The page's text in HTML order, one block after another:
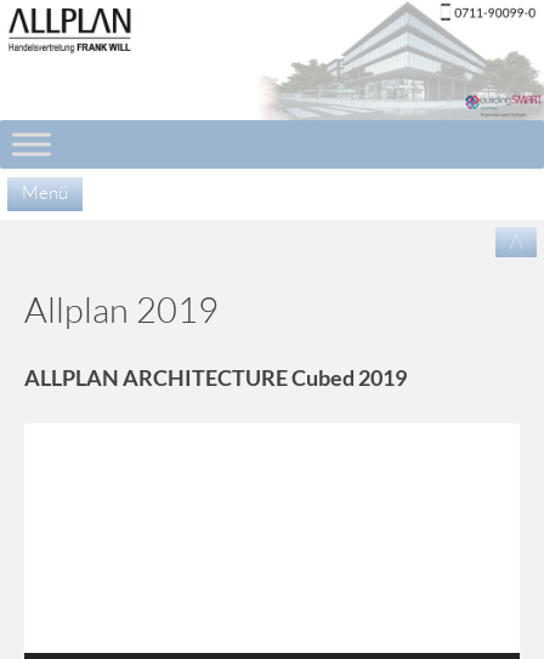
Menü
/\
Allplan 2019
ALLPLAN ARCHITECTURE Cubed 2019